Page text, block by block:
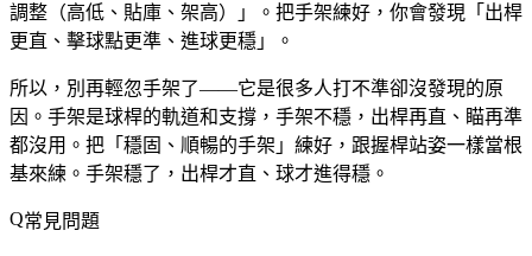
調整（高低、貼庫、架高）」。把手架練好，你會發現「出桿
更直、擊球點更準、進球更穩」。
所以，別再輕忽手架了——它是很多人打不準卻沒發現的原
因。手架是球桿的軌道和支撐，手架不穩，出桿再直、瞄再準
都沒用。把「穩固、順暢的手架」練好，跟握桿站姿一樣當根
基來練。手架穩了，出桿才直、球才進得穩。
常見問題